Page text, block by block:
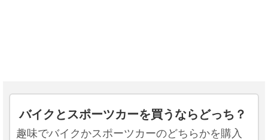
バイクとスポーツカーを買うならどっち？
趣味でバイクかスポーツカーのどちらかを購入